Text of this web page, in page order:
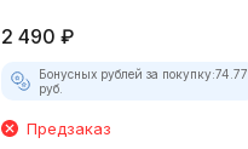
2 490 ₽
Бонусных рублей за покупку:74.77
руб.
Предзаказ